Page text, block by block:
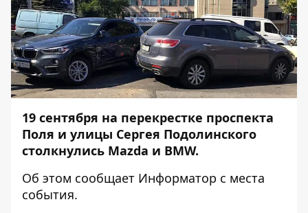
19 сентября на перекрестке проспекта
Поля и улицы Сергея Подолинского
столкнулись Mazda и BMW.
Об этом сообщает Информатор с места
события.